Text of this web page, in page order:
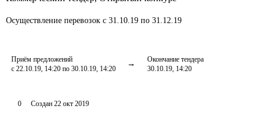
Осуществление перевозок с 31.10.19 по 31.12.19
Приём предложений
с 22.10.19, 14:20 по 30.10.19, 14:20
Окончание тендера
30.10.19, 14:20
0 Создан 22 окт 2019